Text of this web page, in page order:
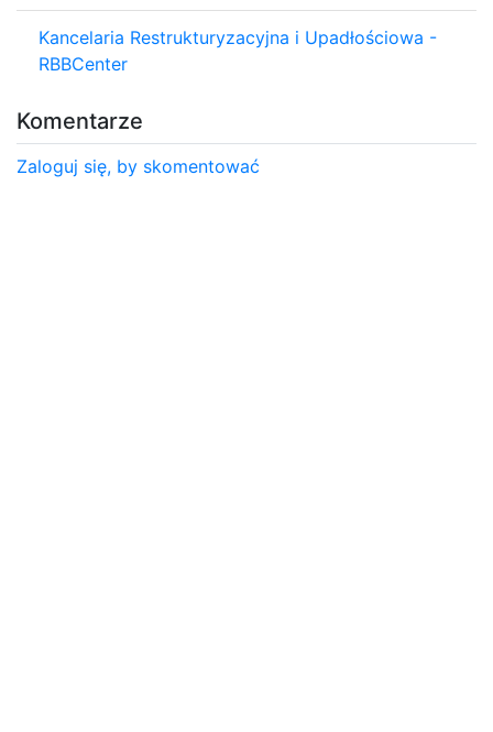
Kancelaria Restrukturyzacyjna i Upadłościowa -
RBBCenter
Komentarze
Zaloguj się, by skomentować